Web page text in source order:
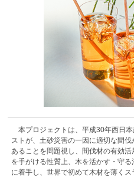
本プロジェクトは、平成30年西日
ストが、土砂災害の一因に適切な間
あることを問題視し、間伐材の有効
を手がける性質上、木を活かす・守
に着手し、世界で初めて木材を薄く